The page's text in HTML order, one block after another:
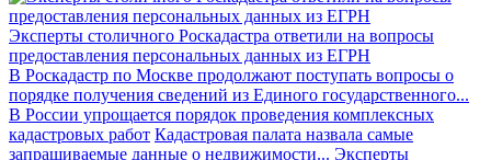
Эксперты столичного Роскадастра ответили на вопросы
предоставления персональных данных из ЕГРН
В Роскадастр по Москве продолжают поступать вопросы о
порядке получения сведений из Единого государственного...
В России упрощается порядок проведения комплексных
кадастровых работ Кадастровая палата назвала самые
запрашиваемые данные о недвижимости... Эксперты